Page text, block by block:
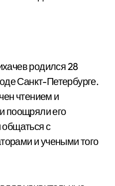
родился 28
Санкт-Петербурге.
чтением и
поощряли его
с
и учеными того